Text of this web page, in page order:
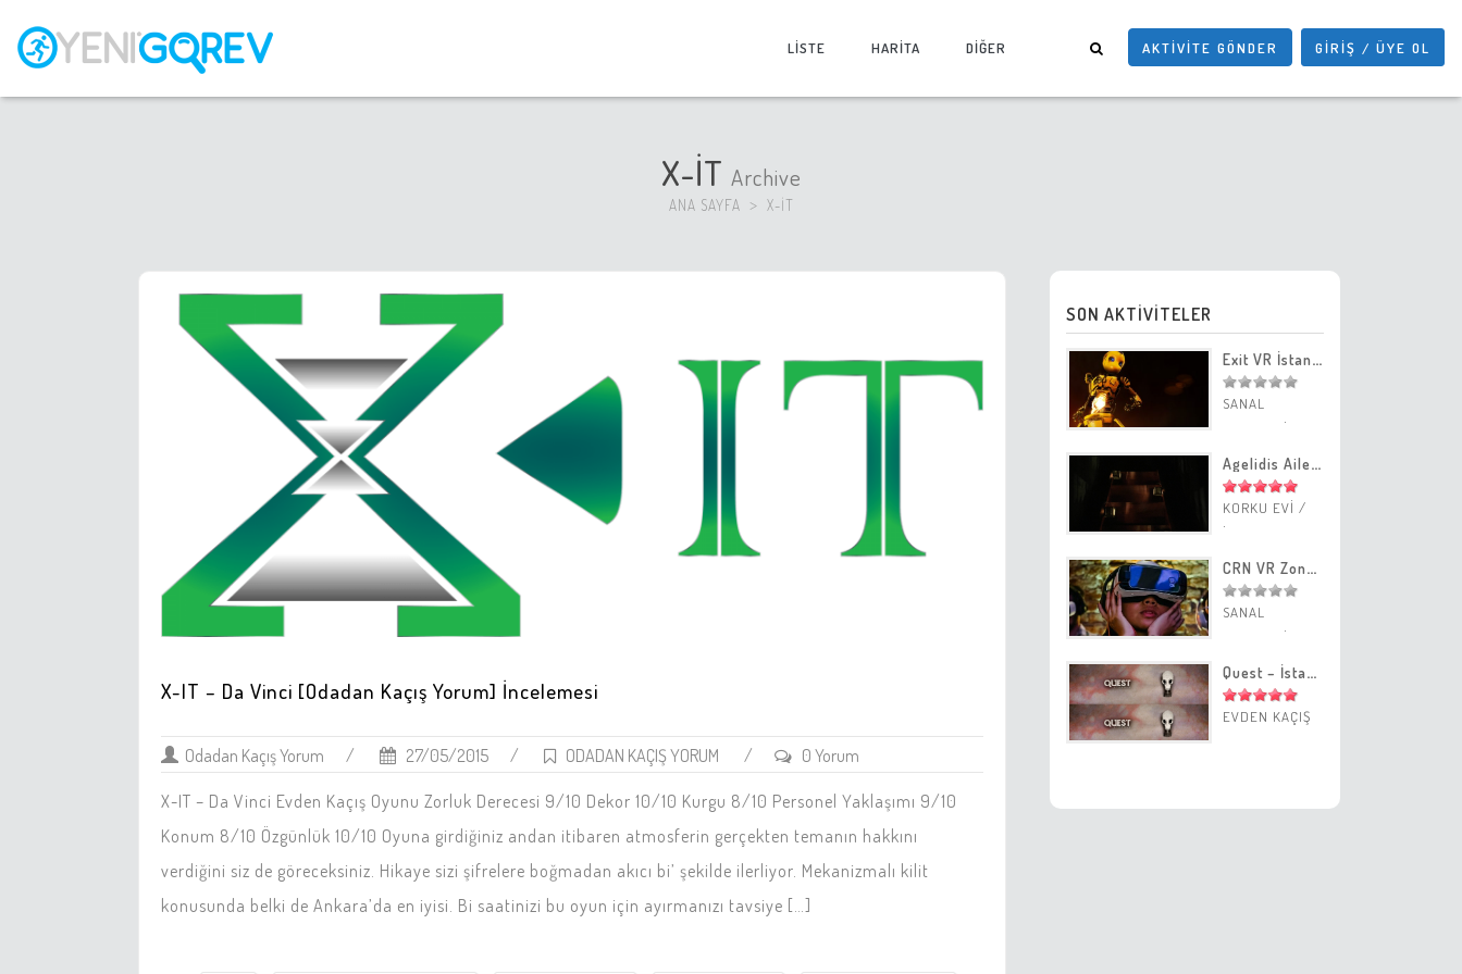
LİSTE HARİTA DİĞER AKTIVITE GÖNDER GİRİŞ / ÜYE OL
X-İT Archive
ANA SAYFA > X-İT
X-IT – Da Vinci [Odadan Kaçış Yorum] İncelemesi
Odadan Kaçış Yorum / 27/05/2015 / ODADAN KAÇIŞ YORUM / 0 Yorum
X-IT – Da Vinci Evden Kaçış Oyunu Zorluk Derecesi 9/10 Dekor 10/10 Kurgu 8/10 Personel Yaklaşımı 9/10
Konum 8/10 Özgünlük 10/10 Oyuna girdiğiniz andan itibaren atmosferin gerçekten temanın hakkını
verdiğini siz de göreceksiniz. Hikaye sizi şifrelere boğmadan akıcı bi’ şekilde ilerliyor. Mekanizmalı kilit
konusunda belki de Ankara’da en iyisi. Bi saatinizi bu oyun için ayırmanızı tavsiye […]
SON AKTİVİTELER
Exit VR İstanbul Sanal Gerçeklik Merkezi
SANAL
MERKEZİ
/
İstanbul
Agelidis Ailesi İstanbul Korku Evi
KORKU EVİ /
CRN VR Zone Eskişehir Sanal Gerçeklik Merkezi
SANAL
MERKEZİ /
Eskişehir
Quest – İstanbul – Epidemic Evden Kaçış Oyunu
EVDEN KAÇIŞ